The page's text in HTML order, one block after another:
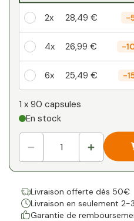
2x 28,49 € -
4x 26,99 € -
6x 25,49 € -
1x
1 x 90 capsules
En stock
Livraison offerte dès 50€
Livraison en seulement 2-
Garantie de